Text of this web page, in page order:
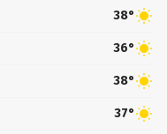
38°
36°
38°
37°